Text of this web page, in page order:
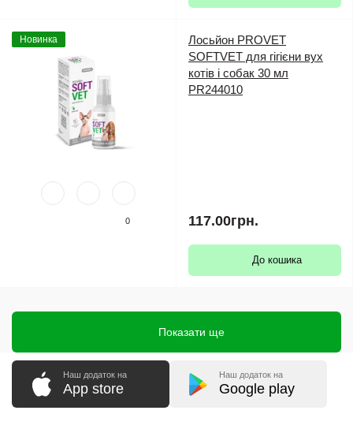
Новинка
0
Лосьйон PROVET
SOFTVET для гігієни вух
котів і собак 30 мл
PR244010
117.00грн.
До кошика
Показати ще
Наш додаток на
App store
Наш додаток на
Google play